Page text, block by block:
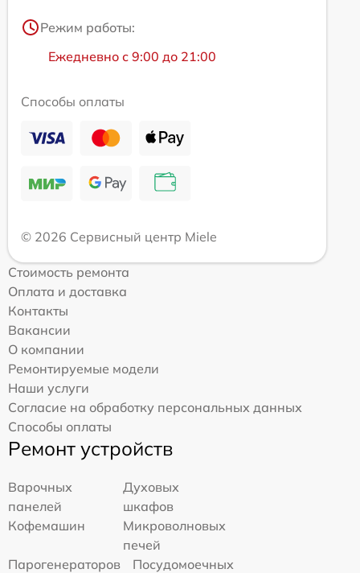
Режим работы:
Ежедневно с 9:00 до 21:00
Способы оплаты
© 2026 Сервисный центр Miele
Стоимость ремонта
Оплата и доставка
Контакты
Вакансии
О компании
Ремонтируемые модели
Наши услуги
Согласие на обработку персональных данных
Способы оплаты
Ремонт устройств
Варочных
панелей
Духовых
шкафов
Кофемашин
Микроволновых
печей
Парогенераторов
Посудомоечных